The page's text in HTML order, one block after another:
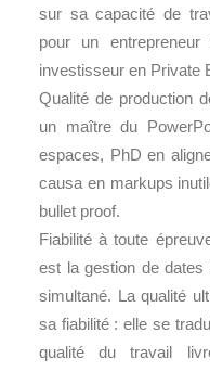
sur sa capacité de
pour un
investisseur en Private
Qualité de production
un maître du
espaces, PhD en
causa en markups
bullet proof.
Fiabilité à toute
est la gestion de
simultané. La qualité
sa fiabilité : elle se
qualité du travail